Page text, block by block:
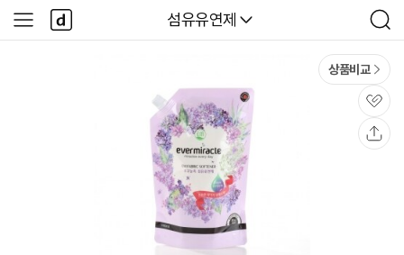
다나와
섬유유연제
검
색
사
이
다
나
와
상품비교
관
심